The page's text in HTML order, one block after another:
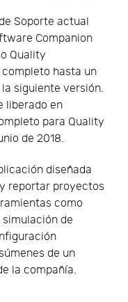
Soporte actual
Companion
Quality
completo hasta un
siguiente versión.
liberado en
para Quality
de 2018.
diseñada
reportar proyectos
como
simulación de
de un
la compañía.